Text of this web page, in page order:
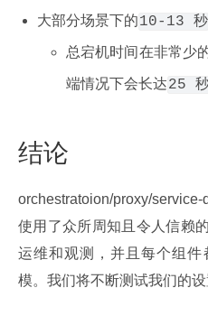
大部分场景下的10-13 秒
总宕机时间在非常少
端情况下会长达25
结论
orchestratoion/proxy/
使用了众所周知且令人信赖
运维和观测，并且每个组
模。我们将不断测试我们的